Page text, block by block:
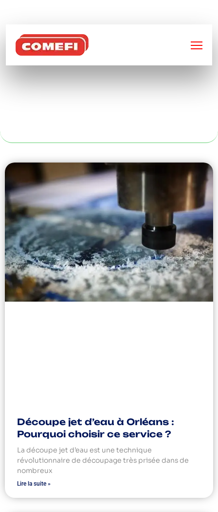
FAÇONNAGE DE
Découpe jet d’eau à Orléans :
Pourquoi choisir ce service ?
La découpe jet d’eau est une technique
révolutionnaire de découpage très prisée dans de
nombreux
Lire la suite »